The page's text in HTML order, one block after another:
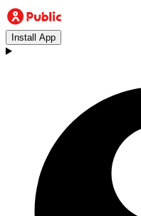
Install App